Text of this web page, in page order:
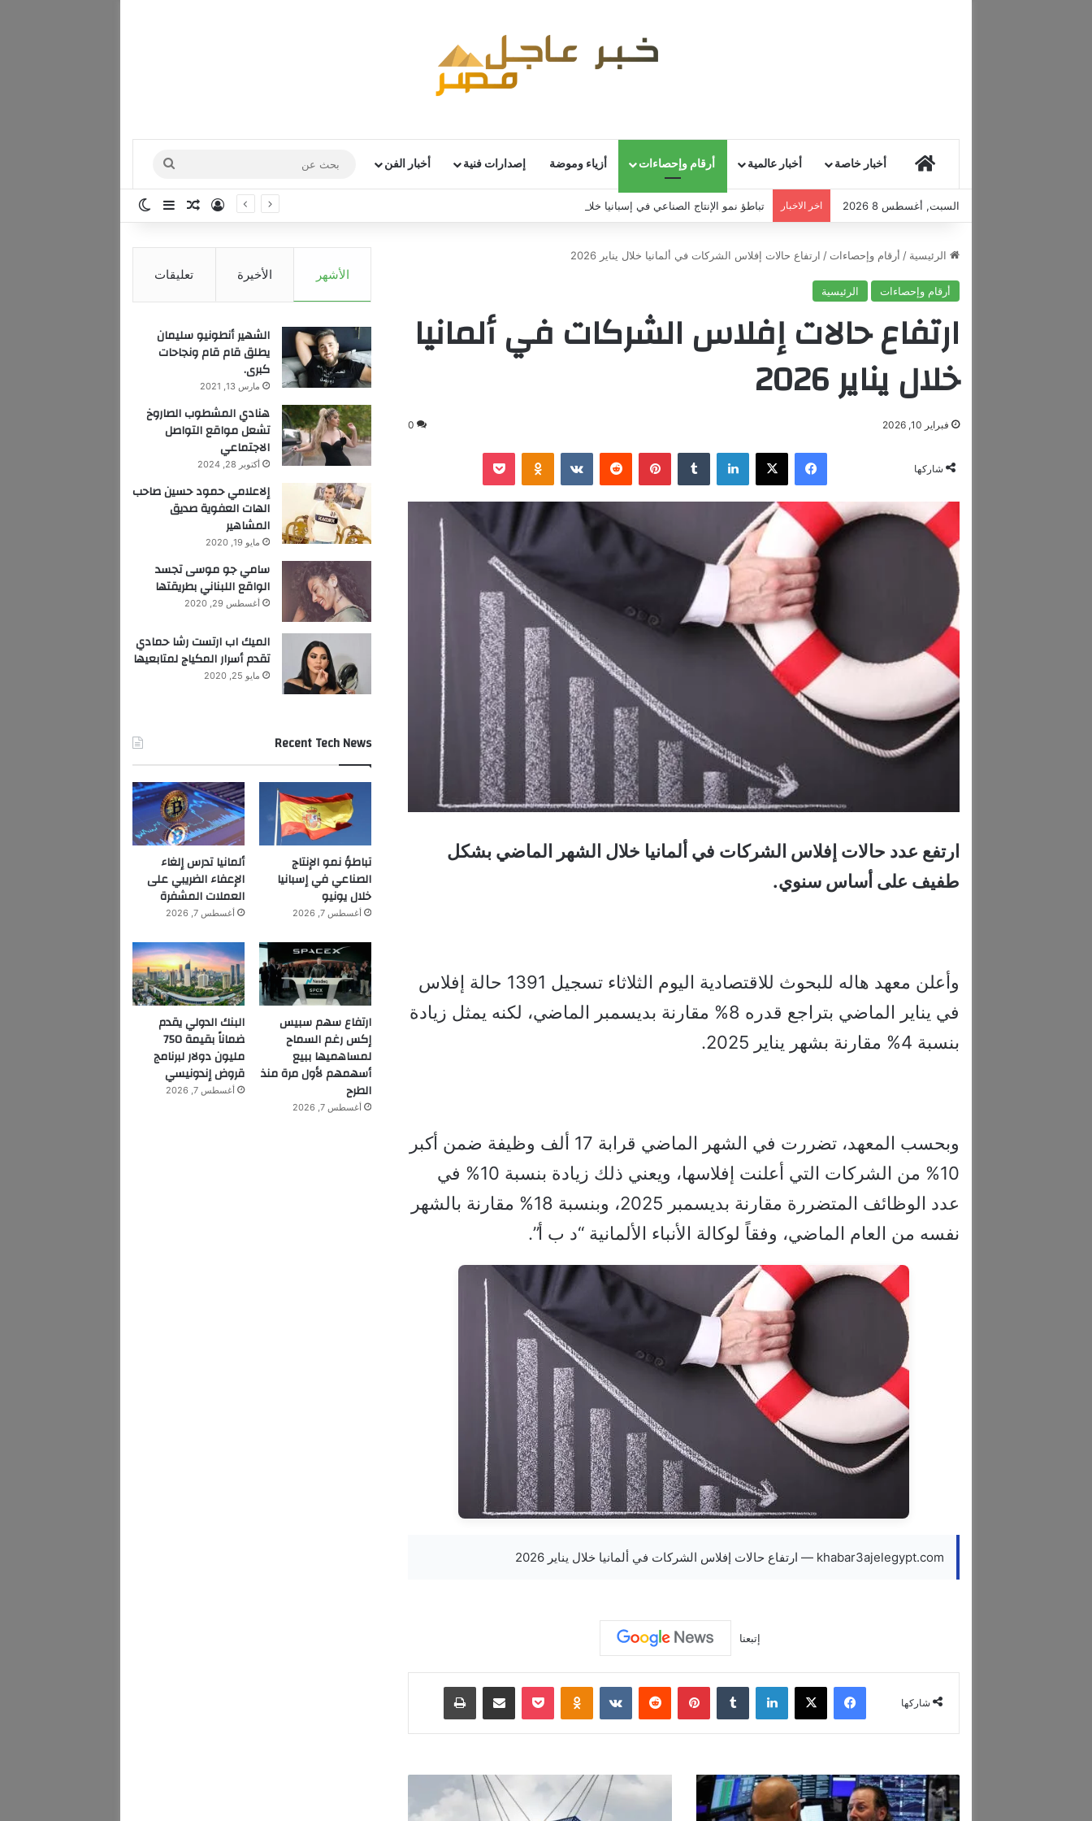
أخبار خاصة أخبار عالمية أرقام وإحصاءات أزياء وموضة إصدارات فنية أخبار الفن
عن
السبت, أغسطس 8 2026 اخر الاخبار تباطؤ نمو الإنتاج الصناعي في إسبانيا خلال يونيو تسجيل الدخول
مقال عشوائي
إضافة عمود جانبي
الرئيسية / أرقام وإحصاءات / ارتفاع حالات إفلاس الشركات في ألمانيا خلال يناير 2026
أرقام وإحصاءات الرئيسية
ارتفاع حالات إفلاس الشركات في ألمانيا
خلال يناير 2026
فبراير 10, 2026 0
شاركها
فيسبوك ‫X لينكدإن ‏Tumblr بينتيريست ‏Reddit
‏VKontakte
Odnoklassniki
‫Pocket
ارتفع عدد حالات إفلاس الشركات في ألمانيا خلال الشهر الماضي بشكل
طفيف على أساس سنوي.
وأعلن معهد هاله للبحوث للاقتصادية اليوم الثلاثاء تسجيل 1391 حالة إفلاس
في يناير الماضي بتراجع قدره 8% مقارنة بديسمبر الماضي، لكنه يمثل زيادة
بنسبة 4% مقارنة بشهر يناير 2025.
وبحسب المعهد، تضررت في الشهر الماضي قرابة 17 ألف وظيفة ضمن أكبر
10% من الشركات التي أعلنت إفلاسها، ويعني ذلك زيادة بنسبة 10% في
عدد الوظائف المتضررة مقارنة بديسمبر 2025، وبنسبة 18% مقارنة بالشهر
نفسه من العام الماضي، وفقاً لوكالة الأنباء الألمانية “د ب أ”.
khabar3ajelegypt.com — ارتفاع حالات إفلاس الشركات في ألمانيا خلال يناير 2026
إتبعنا
شاركها
فيسبوك ‫X لينكدإن ‏Tumblr بينتيريست ‏Reddit
‏VKontakte
Odnoklassniki
‫Pocket مشاركة عبر البريد طباعة
ا
أ
الأشهر الأخيرة تعليقات
الشهير أنطونيو سليمان
يطلق قام قام ونجاحات
كبرى.
مارس 13, 2021
هنادي المشطوب الصاروخ
تشعل مواقع التواصل
الاجتماعي
أكتوبر 28, 2024
إلاعلامي حمود حسين صاحب
الهات العفوية صديق
المشاهير
مايو 19, 2020
سامي جو موسى تجسد
الواقع اللبناني بطريقتها
أغسطس 29, 2020
الميك اب ارتست رشا حمادي
تقدم أسرار المكياج لمتابعيها
مايو 25, 2020
Recent Tech News
تباطؤ نمو الإنتاج
الصناعي في إسبانيا
خلال يونيو
أغسطس 7, 2026
ألمانيا تدرس إلغاء
الإعفاء الضريبي على
العملات المشفرة
أغسطس 7, 2026
ارتفاع سهم سبيس
إكس رغم السماح
لمساهميها ببيع
أسهمهم لأول مرة منذ
الطرح
أغسطس 7, 2026
البنك الدولي يقدم
ضماناً بقيمة 750
مليون دولار لبرنامج
قروض إندونيسي
أغسطس 7, 2026